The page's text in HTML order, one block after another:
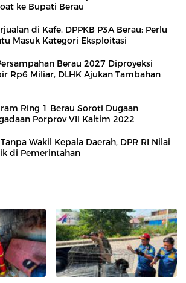
ke Bupati Berau
di Kafe, DPPKB P3A Berau: Perlu
Masuk Kategori Eksploitasi
Berau 2027 Diproyeksi
Rp6 Miliar, DLHK Ajukan Tambahan
Ring 1 Berau Soroti Dugaan
Porprov VII Kaltim 2022
Wakil Kepala Daerah, DPR RI Nilai
di Pemerintahan